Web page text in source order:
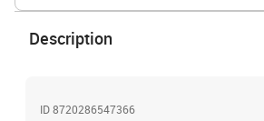
Description
ID 8720286547366